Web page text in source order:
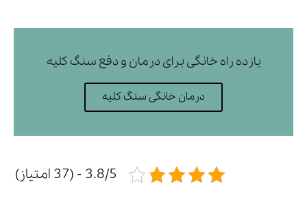
یازده راه خانگی برای درمان و دفع سنگ کلیه
درمان خانگی سنگ کلیه
3.8/5 - (37 امتیاز)